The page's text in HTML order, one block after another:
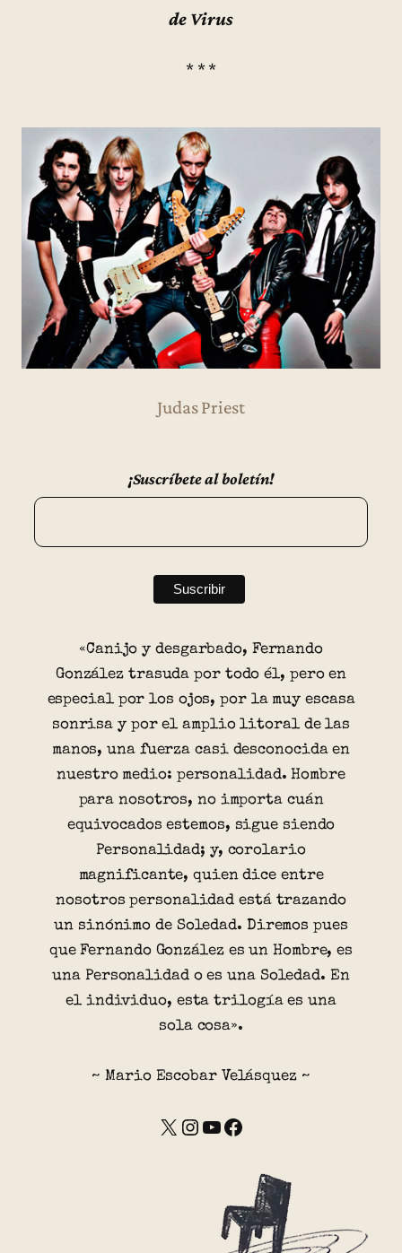
de Virus
* * *
Judas Priest
¡Suscríbete al boletín!
«Canijo y desgarbado, Fernando
González trasuda por todo él, pero en
especial por los ojos, por la muy escasa
sonrisa y por el amplio litoral de las
manos, una fuerza casi desconocida en
nuestro medio: personalidad. Hombre
para nosotros, no importa cuán
equivocados estemos, sigue siendo
Personalidad; y, corolario
magnificante, quien dice entre
nosotros personalidad está trazando
un sinónimo de Soledad. Diremos pues
que Fernando González es un Hombre, es
una Personalidad o es una Soledad. En
el individuo, esta trilogía es una
sola cosa».
~ Mario Escobar Velásquez ~
X Instagram YouTube Facebook